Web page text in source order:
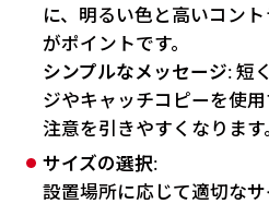
に、明るい色と高いコン
がポイントです。
シンプルなメッセージ: 短
ジやキャッチコピーを使
注意を引きやすくなります。
サイズの選択:
設置場所に応じて適切な